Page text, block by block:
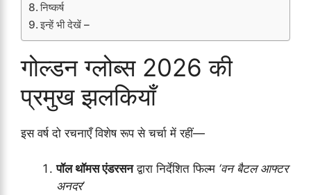
निष्कर्ष
इन्हें भी देखें –
गोल्डन ग्लोब्स 2026 की
प्रमुख झलकियाँ
इस वर्ष दो रचनाएँ विशेष रूप से चर्चा में रहीं—
पॉल थॉमस एंडरसनद्वारा निर्देशित फिल्म ‘वन बैटल आफ्टर
अनदर’